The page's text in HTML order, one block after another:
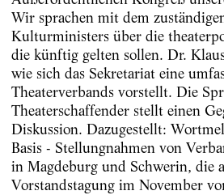
Wir sprachen mit dem
Kulturministers über die
die künftig gelten sollen. Dr.
wie sich das Sekretariat eine
Theaterverbands vorstellt. Die
Theaterschaffender stellt einen
Diskussion. Dazugestellt:
Basis - Stellungnahmen von
in Magdeburg und Schwerin, die
Vorstandstagung im November